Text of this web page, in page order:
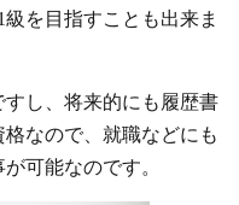
を目指すことも出来ま
し、将来的にも履歴書
なので、就職などにも
可能なのです。